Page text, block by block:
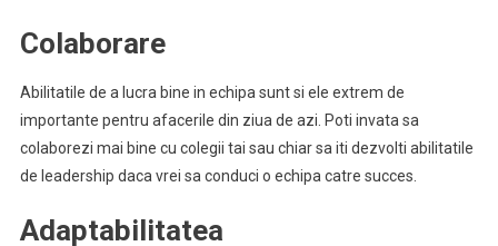
Colaborare
Abilitatile de a lucra bine in echipa sunt si ele extrem de
importante pentru afacerile din ziua de azi. Poti invata sa
colaborezi mai bine cu colegii tai sau chiar sa iti dezvolti abilitatile
de leadership daca vrei sa conduci o echipa catre succes.
Adaptabilitatea